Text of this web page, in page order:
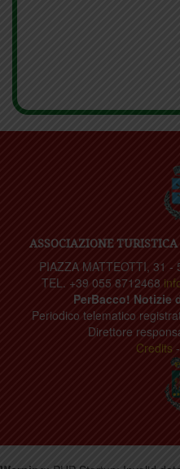
ASSOCIAZIONE
PIAZZA MATTEOTTI, 31 -
TEL. +39 055 8712468
PerBacco! Notizie
Periodico telematico
Direttore
Credits -